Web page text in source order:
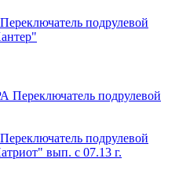
подрулевой
подрулевой
вып. с 07.13 г.